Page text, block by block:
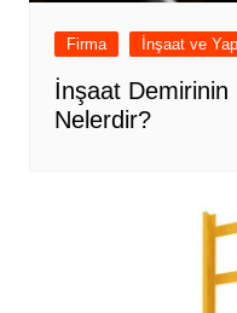
Firma İnşaat ve
İnşaat
Nelerdir?